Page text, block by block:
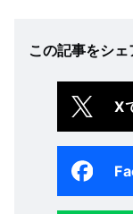
この記事をシェ
X